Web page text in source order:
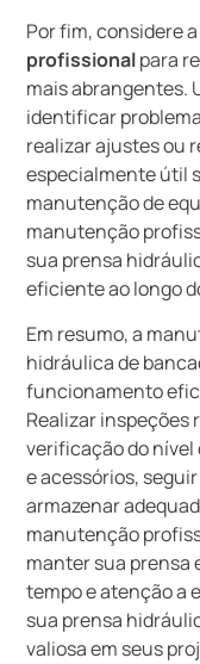
Por fim, considere
profissionalpara
mais abrangentes.
identificar
realizar ajustes ou
especialmente útil
manutenção de
manutenção
sua prensa
eficiente ao longo
Em resumo, a
hidráulica de
funcionamento
Realizar inspeções
verificação do
e acessórios,
armazenar
manutenção
manter sua prensa
tempo e atenção a
sua prensa
valiosa em seus